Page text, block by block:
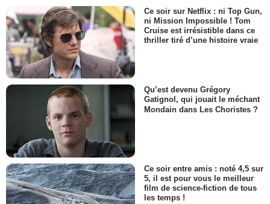
Ce soir sur Netflix : ni Top Gun,
ni Mission Impossible ! Tom
Cruise est irrésistible dans ce
thriller tiré d’une histoire vraie
Qu’est devenu Grégory
Gatignol, qui jouait le méchant
Mondain dans Les Choristes ?
Ce soir entre amis : noté 4,5 sur
5, il est pour vous le meilleur
film de science-fiction de tous
les temps !